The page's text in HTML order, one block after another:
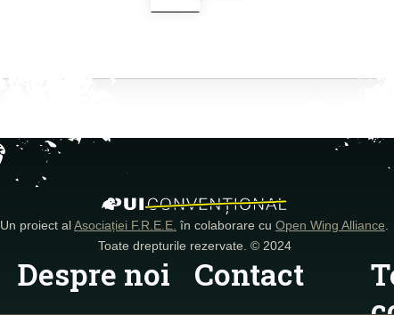
Un proiect alAsociației F.R.E.E. în colaborare cu Open Wing Alliance
Toate drepturile rezervate. © 2024
Despre noi Contact